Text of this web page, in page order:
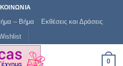
– Βήμα
Εκθέσεις και Δράσεις
0